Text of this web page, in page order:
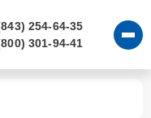
254-64-35
301-94-41